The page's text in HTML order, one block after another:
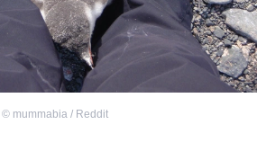
© mummabia / Reddit